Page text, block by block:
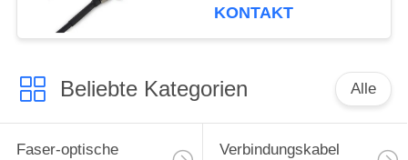
KONTAKT
Beliebte Kategorien Alle
Faser-optische
Verbindungskabel